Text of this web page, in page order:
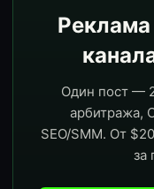
Один пост —
арбитража,
SEO/SMM. От
за